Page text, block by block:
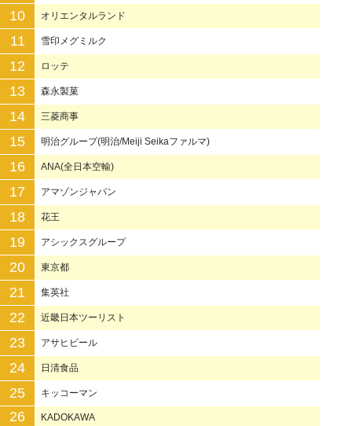
10 オリエンタルランド
11 雪印メグミルク
12 ロッテ
13 森永製菓
14 三菱商事
15 明治グループ(明治/Meiji Seikaファルマ)
16 ANA(全日本空輸)
17 アマゾンジャパン
18 花王
19 アシックスグループ
20 東京都
21 集英社
22 近畿日本ツーリスト
23 アサヒビール
24 日清食品
25 キッコーマン
26 KADOKAWA